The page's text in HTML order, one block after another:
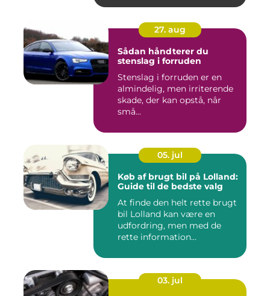
27. aug
Sådan håndterer du
stenslag i forruden
Stenslag i forruden er en
almindelig, men irriterende
skade, der kan opstå, når
små...
05. jul
Køb af brugt bil på Lolland:
Guide til de bedste valg
At finde den helt rette brugt
bil Lolland kan være en
udfordring, men med de
rette information...
03. jul